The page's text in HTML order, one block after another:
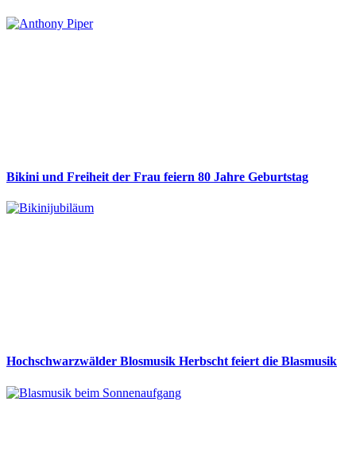
Bikini und Freiheit der Frau feiern 80 Jahre Geburtstag
Hochschwarzwälder Blosmusik Herbscht feiert die Blasmusik